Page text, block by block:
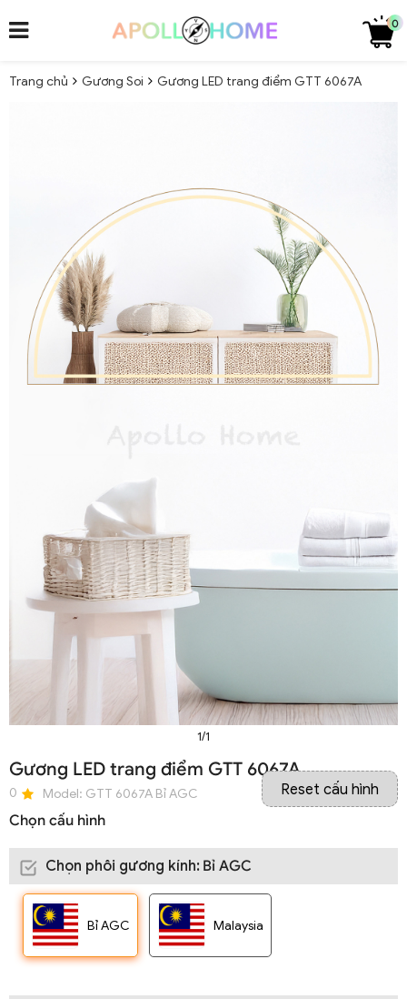
0
Trang chủ Gương Soi Gương LED trang điểm GTT 6067A
1/1
Gương LED trang điểm GTT 6067A
0 Model: GTT 6067A Bỉ AGC
Chọn cấu hình
Reset cấu hình
Chọn phôi gương kính: Bỉ AGC
Bỉ AGC Malaysia